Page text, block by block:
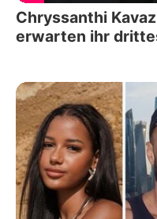
Chryssanthi
erwarten ihr